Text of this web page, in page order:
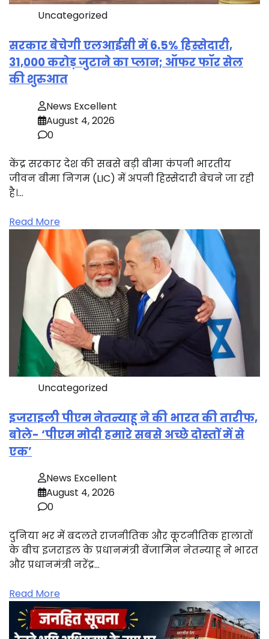
Uncategorized
सरकार बेचेगी एलआईसी में 6.5% हिस्सेदारी,
31,000 करोड़ जुटाने का प्लान; ऑफर फॉर सेल
की शुरुआत
News Excellent
August 4, 2026
0
केंद्र सरकार देश की सबसे बड़ी बीमा कंपनी भारतीय
जीवन बीमा निगम (LIC) में अपनी हिस्सेदारी बेचने जा रही
है।…
Read More
Uncategorized
इजराइली पीएम नेतन्याहू ने की भारत की तारीफ,
बोले- ‘पीएम मोदी हमारे सबसे अच्छे दोस्तों में से
एक’
News Excellent
August 4, 2026
0
दुनिया भर में बदलते राजनीतिक और कूटनीतिक हालातों
के बीच इजराइल के प्रधानमंत्री बेंजामिन नेतन्याहू ने भारत
और प्रधानमंत्री नरेंद्र…
Read More